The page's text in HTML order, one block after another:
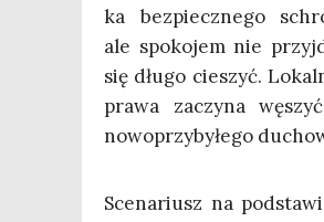
ka bez­piecz­ne­go
ale spo­ko­jem nie
się dłu­go cie­szyć.
pra­wa zaczy­na
nowo­przy­by­łe­go
Sce­na­riusz na